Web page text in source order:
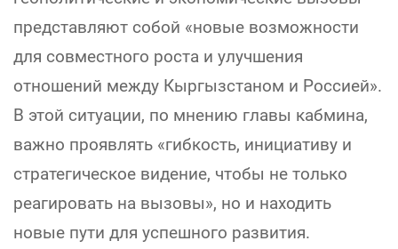
представляют собой «новые возможности
для совместного роста и улучшения
отношений между Кыргызстаном и Россией».
В этой ситуации, по мнению главы кабмина,
важно проявлять «гибкость, инициативу и
стратегическое видение, чтобы не только
реагировать на вызовы», но и находить
новые пути для успешного развития.